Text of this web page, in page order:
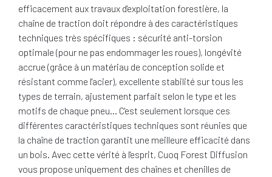
efficacement aux travaux d'exploitation forestière, la
chaîne de traction doit répondre à des caractéristiques
techniques très spécifiques : sécurité anti-torsion
optimale (pour ne pas endommager les roues), longévité
accrue (grâce à un matériau de conception solide et
résistant comme l'acier), excellente stabilité sur tous les
types de terrain, ajustement parfait selon le type et les
motifs de chaque pneu… C'est seulement lorsque ces
différentes caractéristiques techniques sont réunies que
la chaîne de traction garantit une meilleure efficacité dans
un bois. Avec cette vérité à l'esprit, Cuoq Forest Diffusion
vous propose uniquement des chaînes et chenilles de